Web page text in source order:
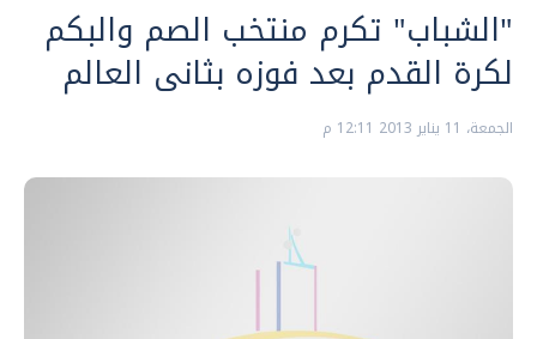
"الشباب" تكرم منتخب الصم والبكم
لكرة القدم بعد فوزه بثانى العالم
الجمعة، 11 يناير 2013 12:11 م